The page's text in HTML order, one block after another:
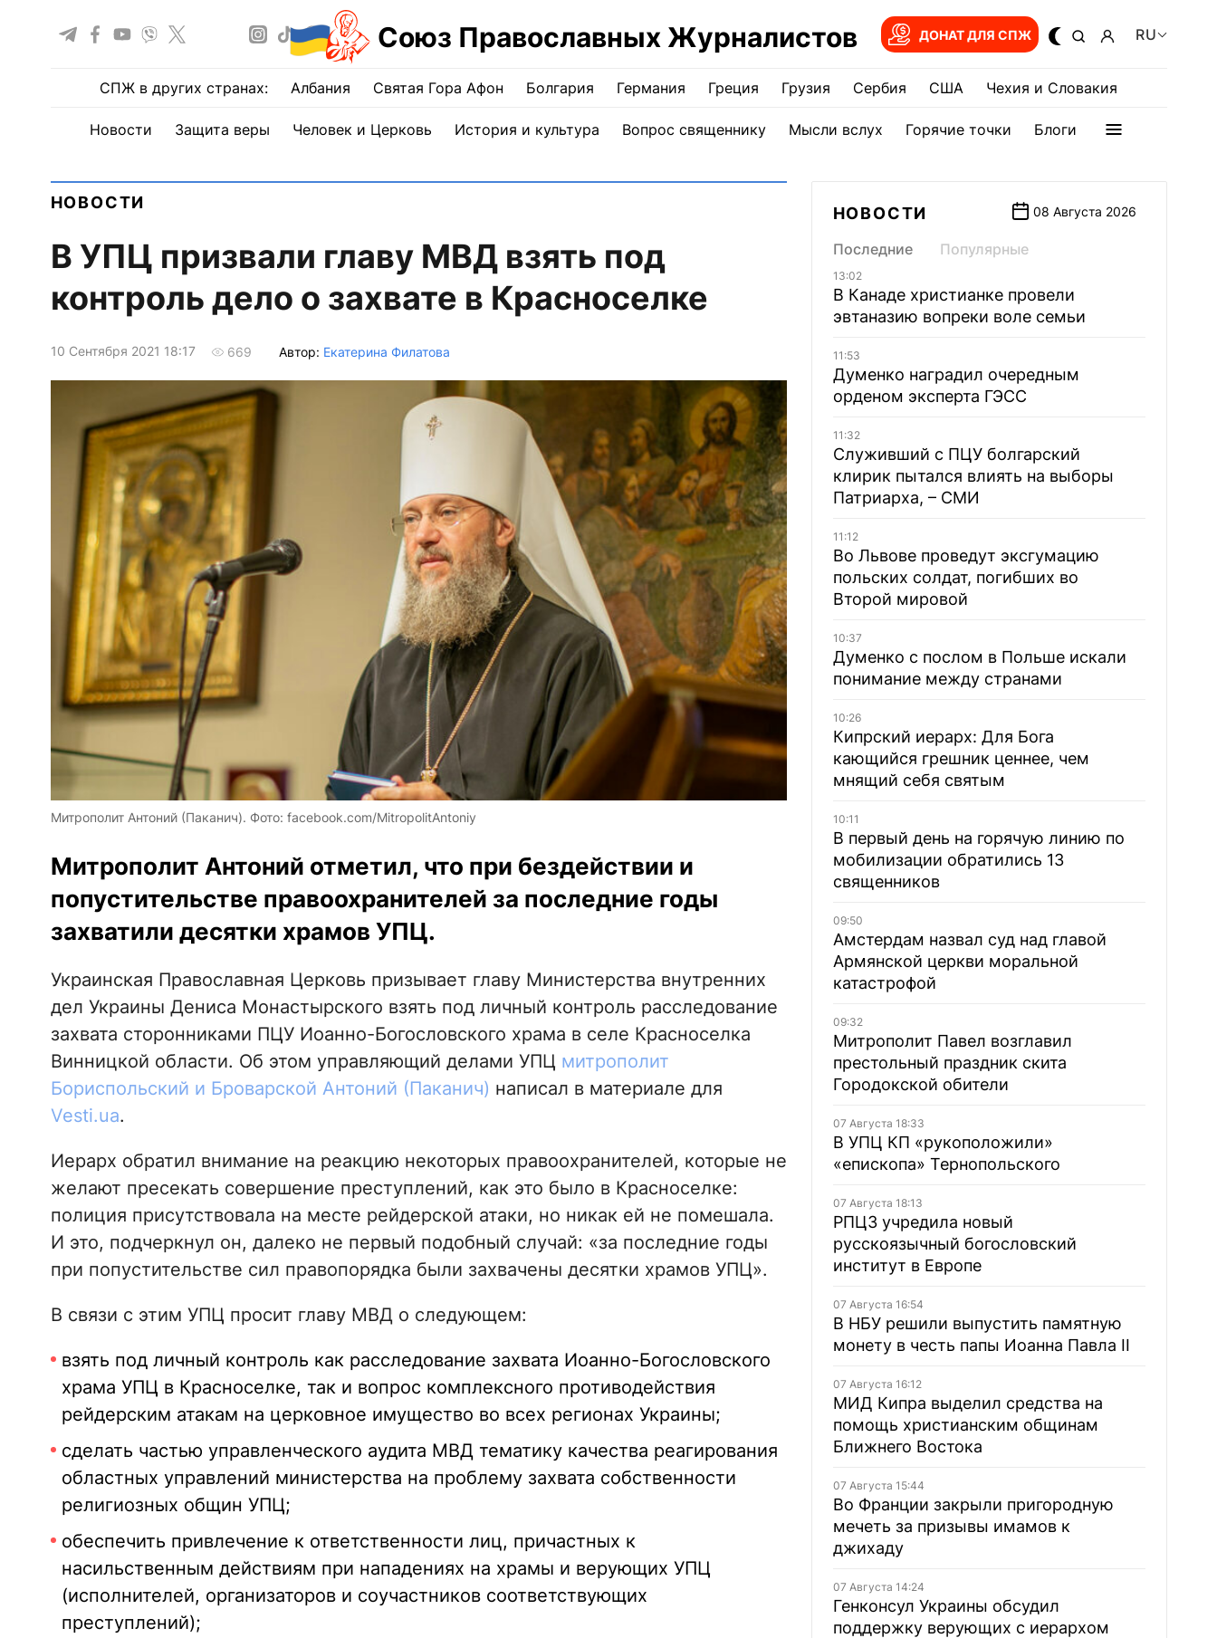
Союз Православных Журналистов ДОНАТ ДЛЯ СПЖ RU
СПЖ в других странах: Албания Святая Гора Афон Болгария Германия Греция Грузия Сербия США Чехия и Словакия
Новости Защита веры Человек и Церковь История и культура Вопрос священнику Мысли вслух Горячие точки Блоги
НОВОСТИ
В УПЦ призвали главу МВД взять под
контроль дело о захвате в Красноселке
10 Сентября 2021 18:17 669 Автор: Екатерина Филатова
Митрополит Антоний (Паканич). Фото: facebook.com/MitropolitAntoniy
Митрополит Антоний отметил, что при бездействии и
попустительстве правоохранителей за последние годы
захватили десятки храмов УПЦ.
Украинская Православная Церковь призывает главу Министерства внутренних
дел Украины Дениса Монастырского взять под личный контроль расследование
захвата сторонниками ПЦУ Иоанно-Богословского храма в селе Красноселка
Винницкой области. Об этом управляющий делами УПЦ митрополит
Бориспольский и Броварской Антоний (Паканич) написал в материале для
Vesti.ua.
Иерарх обратил внимание на реакцию некоторых правоохранителей, которые не
желают пресекать совершение преступлений, как это было в Красноселке:
полиция присутствовала на месте рейдерской атаки, но никак ей не помешала.
И это, подчеркнул он, далеко не первый подобный случай: «за последние годы
при попустительстве сил правопорядка были захвачены десятки храмов УПЦ».
В связи с этим УПЦ просит главу МВД о следующем:
взять под личный контроль как расследование захвата Иоанно-Богословского
храма УПЦ в Красноселке, так и вопрос комплексного противодействия
рейдерским атакам на церковное имущество во всех регионах Украины;
сделать частью управленческого аудита МВД тематику качества реагирования
областных управлений министерства на проблему захвата собственности
религиозных общин УПЦ;
обеспечить привлечение к ответственности лиц, причастных к
насильственным действиям при нападениях на храмы и верующих УПЦ
(исполнителей, организаторов и соучастников соответствующих
преступлений);
НОВОСТИ 08 Августа 2026
Последние Популярные
13:02
В Канаде христианке провели
эвтаназию вопреки воле семьи
11:53
Думенко наградил очередным
орденом эксперта ГЭСС
11:32
Служивший с ПЦУ болгарский
клирик пытался влиять на выборы
Патриарха, – СМИ
11:12
Во Львове проведут эксгумацию
польских солдат, погибших во
Второй мировой
10:37
Думенко с послом в Польше искали
понимание между странами
10:26
Кипрский иерарх: Для Бога
кающийся грешник ценнее, чем
мнящий себя святым
10:11
В первый день на горячую линию по
мобилизации обратились 13
священников
09:50
Амстердам назвал суд над главой
Армянской церкви моральной
катастрофой
09:32
Митрополит Павел возглавил
престольный праздник скита
Городокской обители
07 Августа 18:33
В УПЦ КП «рукоположили»
«епископа» Тернопольского
07 Августа 18:13
РПЦЗ учредила новый
русскоязычный богословский
институт в Европе
07 Августа 16:54
В НБУ решили выпустить памятную
монету в честь папы Иоанна Павла II
07 Августа 16:12
МИД Кипра выделил средства на
помощь христианским общинам
Ближнего Востока
07 Августа 15:44
Во Франции закрыли пригородную
мечеть за призывы имамов к
джихаду
07 Августа 14:24
Генконсул Украины обсудил
поддержку верующих с иерархом